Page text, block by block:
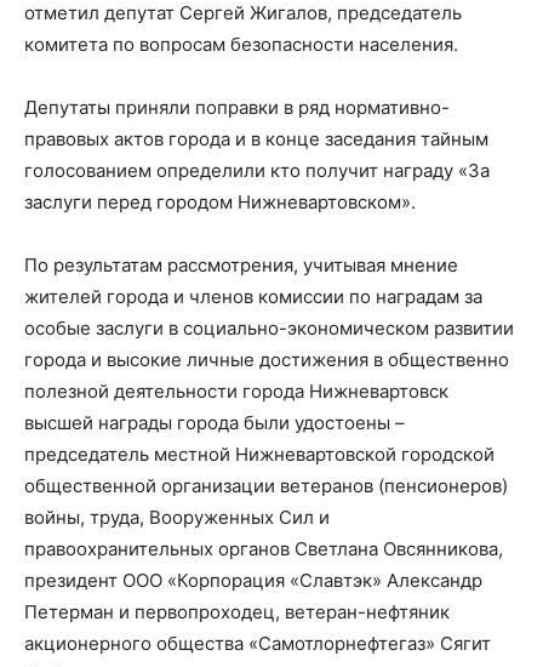
отметил депутат Сергей Жигалов, председатель
комитета по вопросам безопасности населения.
Депутаты приняли поправки в ряд нормативно-
правовых актов города и в конце заседания тайным
голосованием определили кто получит награду «За
заслуги перед городом Нижневартовском».
По результатам рассмотрения, учитывая мнение
жителей города и членов комиссии по наградам за
особые заслуги в социально-экономическом развитии
города и высокие личные достижения в общественно
полезной деятельности города Нижневартовск
высшей награды города были удостоены –
председатель местной Нижневартовской городской
общественной организации ветеранов (пенсионеров)
войны, труда, Вооруженных Сил и
правоохранительных органов Светлана Овсянникова,
президент ООО «Корпорация «Славтэк» Александр
Петерман и первопроходец, ветеран-нефтяник
акционерного общества «Самотлорнефтегаз» Сягит